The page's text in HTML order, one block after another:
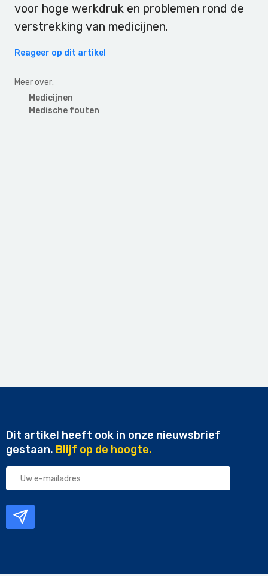
voor hoge werkdruk en problemen rond de
verstrekking van medicijnen.
Reageer op dit artikel
Meer over:
Medicijnen
Medische fouten
Dit artikel heeft ook in onze nieuwsbrief
gestaan. Blijf op de hoogte.
Uw